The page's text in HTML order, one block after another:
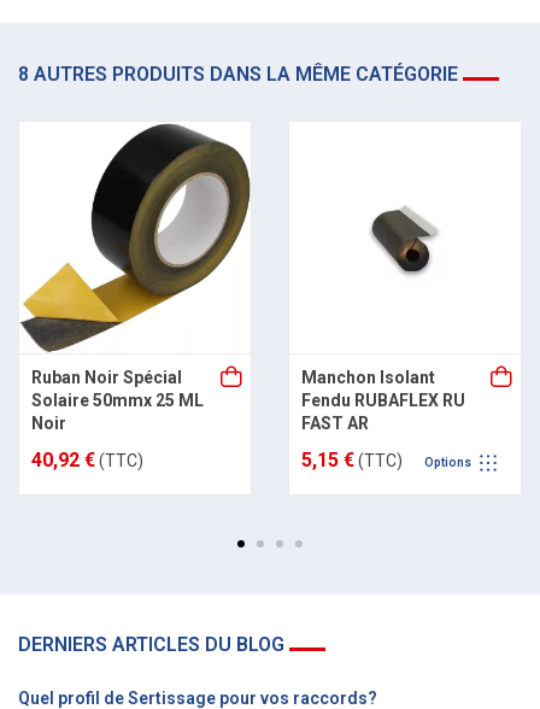
8 AUTRES PRODUITS DANS LA MÊME CATÉGORIE
Ruban Noir Spécial
Solaire 50mmx 25 ML
Noir
40,92 €(TTC)
Manchon Isolant
Fendu RUBAFLEX RU
FAST AR
5,15 €(TTC) Options
DERNIERS ARTICLES DU BLOG
Quel profil de Sertissage pour vos raccords?